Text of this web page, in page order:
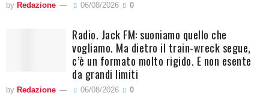
by Redazione 06/08/2026 0
Radio. Jack FM: suoniamo quello che
vogliamo. Ma dietro il train-wreck segue,
c’è un formato molto rigido. E non esente
da grandi limiti
by Redazione 06/08/2026 0